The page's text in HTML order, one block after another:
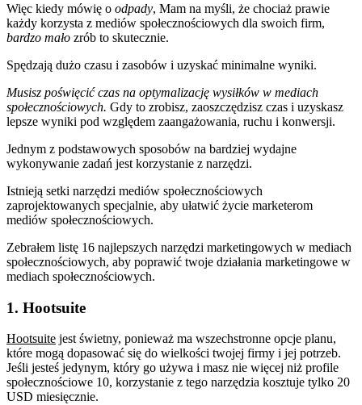
Więc kiedy mówię o odpady, Mam na myśli, że chociaż prawie
każdy korzysta z mediów społecznościowych dla swoich firm,
bardzo mało zrób to skutecznie.
Spędzają dużo czasu i zasobów i uzyskać minimalne wyniki.
Musisz poświęcić czas na optymalizację wysiłków w mediach
społecznościowych. Gdy to zrobisz, zaoszczędzisz czas i uzyskasz
lepsze wyniki pod względem zaangażowania, ruchu i konwersji.
Jednym z podstawowych sposobów na bardziej wydajne
wykonywanie zadań jest korzystanie z narzędzi.
Istnieją setki narzędzi mediów społecznościowych
zaprojektowanych specjalnie, aby ułatwić życie marketerom
mediów społecznościowych.
Zebrałem listę 16 najlepszych narzędzi marketingowych w mediach
społecznościowych, aby poprawić twoje działania marketingowe w
mediach społecznościowych.
1. Hootsuite
Hootsuite jest świetny, ponieważ ma wszechstronne opcje planu,
które mogą dopasować się do wielkości twojej firmy i jej potrzeb.
Jeśli jesteś jedynym, który go używa i masz nie więcej niż profile
społecznościowe 10, korzystanie z tego narzędzia kosztuje tylko 20
USD miesięcznie.